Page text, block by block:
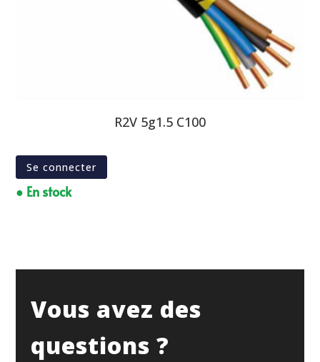
R2V 5g1.5 C100
Se connecter
● En stock
Vous avez des
questions ?